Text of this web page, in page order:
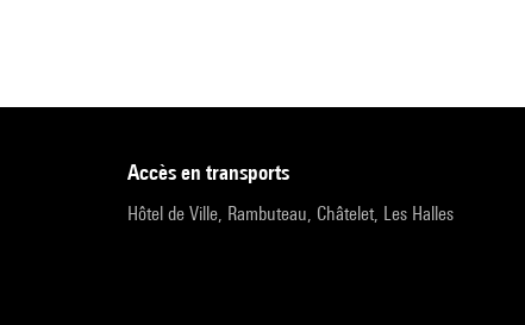
accès en transports
Hôtel de Ville, Rambuteau, Châtelet, Les Halles